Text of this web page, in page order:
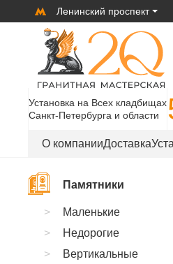
Ленинский проспект
Установка на Всех кладбищах
Санкт-Петербурга и области
О компанииДоставка
Памятники
Маленькие
Недорогие
Вертикальные